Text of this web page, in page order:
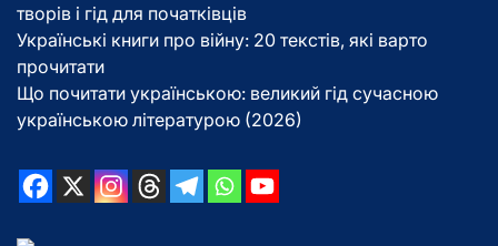
творів і гід для початківців
Українські книги про війну: 20 текстів, які варто
прочитати
Що почитати українською: великий гід сучасною
українською літературою (2026)